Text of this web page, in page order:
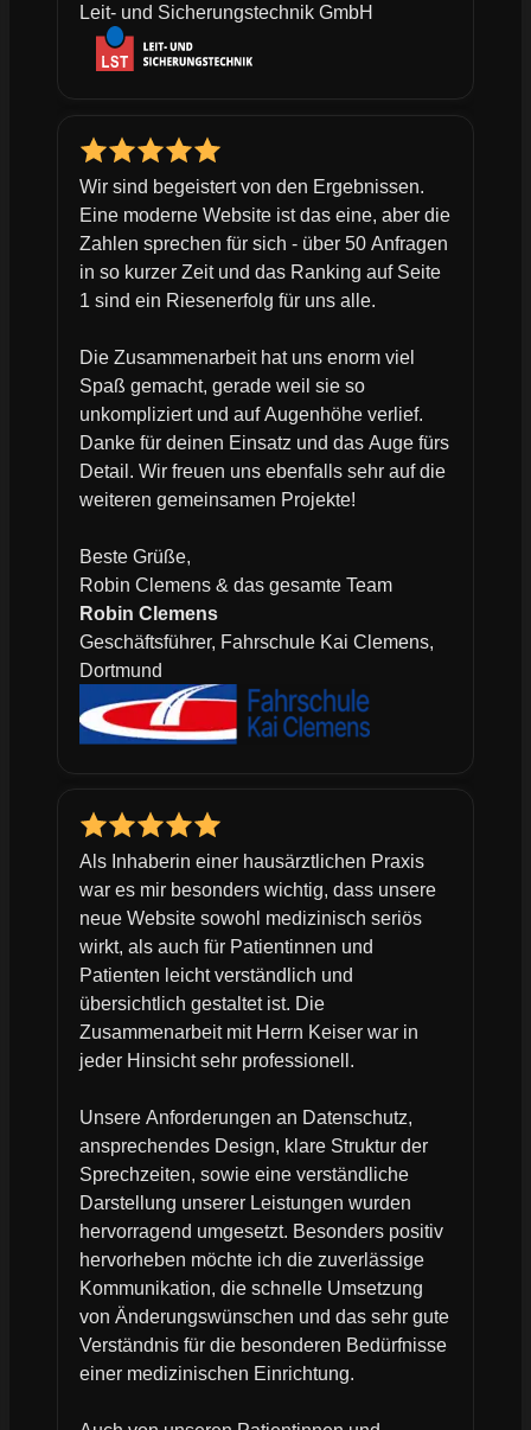
Leit- und Sicherungstechnik GmbH
Wir sind begeistert von den Ergebnissen.
Eine moderne Website ist das eine, aber die
Zahlen sprechen für sich - über 50 Anfragen
in so kurzer Zeit und das Ranking auf Seite
1 sind ein Riesenerfolg für uns alle.
Die Zusammenarbeit hat uns enorm viel
Spaß gemacht, gerade weil sie so
unkompliziert und auf Augenhöhe verlief.
Danke für deinen Einsatz und das Auge fürs
Detail. Wir freuen uns ebenfalls sehr auf die
weiteren gemeinsamen Projekte!
Beste Grüße,
Robin Clemens & das gesamte Team
Robin Clemens
Geschäftsführer, Fahrschule Kai Clemens,
Dortmund
Als Inhaberin einer hausärztlichen Praxis
war es mir besonders wichtig, dass unsere
neue Website sowohl medizinisch seriös
wirkt, als auch für Patientinnen und
Patienten leicht verständlich und
übersichtlich gestaltet ist. Die
Zusammenarbeit mit Herrn Keiser war in
jeder Hinsicht sehr professionell.
Unsere Anforderungen an Datenschutz,
ansprechendes Design, klare Struktur der
Sprechzeiten, sowie eine verständliche
Darstellung unserer Leistungen wurden
hervorragend umgesetzt. Besonders positiv
hervorheben möchte ich die zuverlässige
Kommunikation, die schnelle Umsetzung
von Änderungswünschen und das sehr gute
Verständnis für die besonderen Bedürfnisse
einer medizinischen Einrichtung.